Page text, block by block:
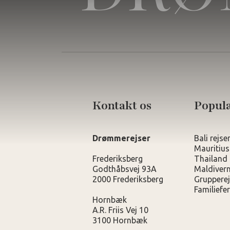
Kontakt os
Drømmerejser
Frederiksberg
Godthåbsvej 93A
2000 Frederiksberg
Hornbæk
A.R. Friis Vej 10
3100 Hornbæk
Bali rejser
Thailand